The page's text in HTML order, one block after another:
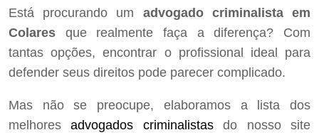
Está procurando um advogado criminalista em
Colares que realmente faça a diferença? Com
tantas opções, encontrar o profissional ideal para
defender seus direitos pode parecer complicado.
Mas não se preocupe, elaboramos a lista dos
melhoresadvogados criminalistasdo nosso site